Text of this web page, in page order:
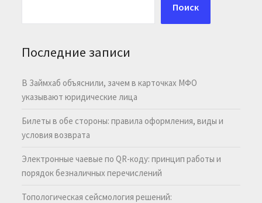
Поиск
Последние записи
В Займхаб объяснили, зачем в карточках МФО
указывают юридические лица
Билеты в обе стороны: правила оформления, виды и
условия возврата
Электронные чаевые по QR-коду: принцип работы и
порядок безналичных перечислений
Топологическая сейсмология решений: